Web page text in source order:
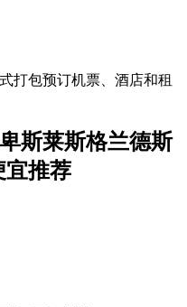
打包预订机票、酒店和租
斯莱斯格兰德斯
宜推荐